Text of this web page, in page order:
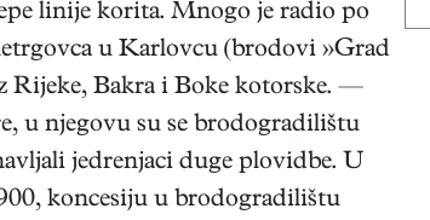
linije korita. Mnogo je radio po
u Karlovcu (brodovi »Grad
Rijeke, Bakra i Boke kotorske. —
u njegovu su se brodogradilištu
jedrenjaci duge plovidbe. U
koncesiju u brodogradilištu